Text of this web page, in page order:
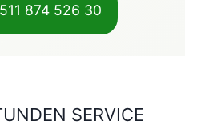
874 526 30
SERVICE